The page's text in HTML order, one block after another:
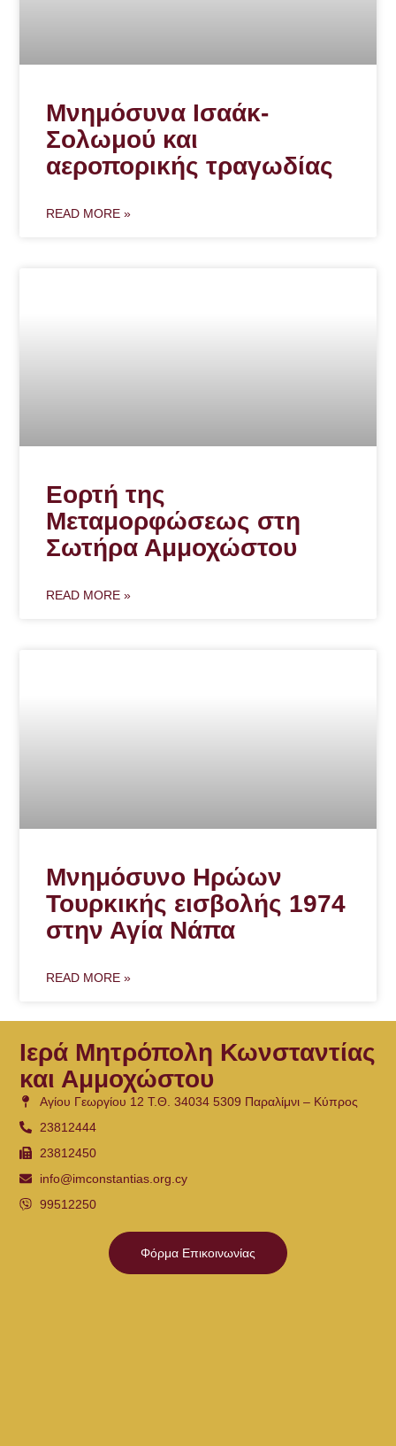
Μνημόσυνα Ισαάκ-
Σολωμού και
αεροπορικής τραγωδίας
READ MORE »
Εορτή της
Μεταμορφώσεως στη
Σωτήρα Αμμοχώστου
READ MORE »
Μνημόσυνο Ηρώων
Τουρκικής εισβολής 1974
στην Αγία Νάπα
READ MORE »
Ιερά Μητρόπολη Κωνσταντίας
και Αμμοχώστου
Αγίου Γεωργίου 12 Τ.Θ. 34034 5309 Παραλίμνι – Κύπρος
23812444
23812450
info@imconstantias.org.cy
99512250
Φόρμα Επικοινωνίας